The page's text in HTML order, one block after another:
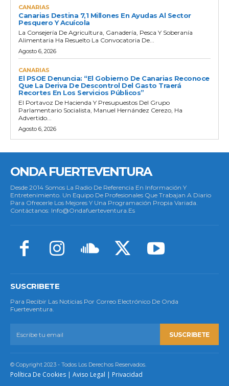
CANARIAS
Canarias Destina 7,1 Millones En Ayudas Al Sector
Pesquero Y Acuícola
La Consejería De Agricultura, Ganadería, Pesca Y Soberanía
Alimentaria Ha Resuelto La Convocatoria De...
Agosto 6, 2026
CANARIAS
El PSOE Denuncia: “El Gobierno De Canarias Reconoce
Que La Deriva De Descontrol Del Gasto Traerá
Recortes En Los Servicios Públicos”
El Portavoz De Hacienda Y Presupuestos Del Grupo
Parlamentario Socialista, Manuel Hernández Cerezo, Ha
Advertido...
Agosto 6, 2026
ONDA FUERTEVENTURA
Desde 2014 Somos La Radio De Referencia En Información Y
Entretenimiento. Un Equipo De Profesionales Que Trabajan A Diario
Para Ofrecerle Los Mejores Y Una Programación Propia Variada.
Contáctanos: Info@ondafuerteventura.es
SUSCRIBETE
Para Recibir Las Noticias Por Correo Electrónico De Onda
Fuerteventura.
SUSCRIBETE
© Copyright 2023 - Todos Los Derechos Reservados.
Política De Cookies | Aviso Legal | Privacidad